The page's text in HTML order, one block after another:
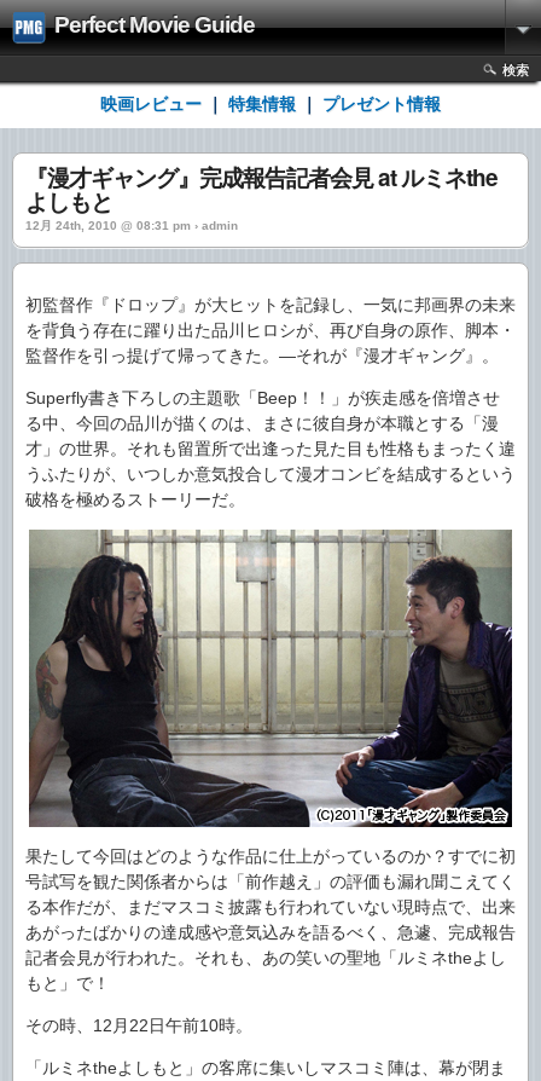
Perfect Movie Guide
検索
映画レビュー 特集情報 プレゼント情報
『漫才ギャング』完成報告記者会見 at ルミネthe
よしもと
12月 24th, 2010 @ 08:31 pm › admin
初監督作『ドロップ』が大ヒットを記録し、一気に邦画界の未来
を背負う存在に躍り出た品川ヒロシが、再び自身の原作、脚本・
監督作を引っ提げて帰ってきた。―それが『漫才ギャング』。
Superfly書き下ろしの主題歌「Beep！！」が疾走感を倍増させ
る中、今回の品川が描くのは、まさに彼自身が本職とする「漫
才」の世界。それも留置所で出逢った見た目も性格もまったく違
うふたりが、いつしか意気投合して漫才コンビを結成するという
破格を極めるストーリーだ。
果たして今回はどのような作品に仕上がっているのか？すでに初
号試写を観た関係者からは「前作越え」の評価も漏れ聞こえてく
る本作だが、まだマスコミ披露も行われていない現時点で、出来
あがったばかりの達成感や意気込みを語るべく、急遽、完成報告
記者会見が行われた。それも、あの笑いの聖地「ルミネtheよし
もと」で！
その時、12月22日午前10時。
「ルミネtheよしもと」の客席に集いしマスコミ陣は、幕が閉ま